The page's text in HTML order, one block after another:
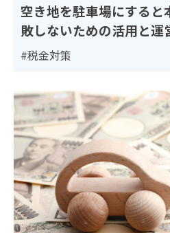
空き地を駐車場にすると
敗しないための活用と運
#税金対策